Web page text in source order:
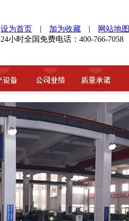
设为首页 | 加为收藏 |
网站地图
24小时全国免费电话：400-766-7058